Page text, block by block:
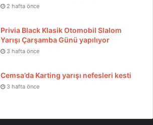
2 hafta önce
Privia Black Klasik Otomobil Slalom
Yarışı Çarşamba Günü yapılıyor
3 hafta önce
Cemsa’da Karting yarışı nefesleri kesti
3 hafta önce